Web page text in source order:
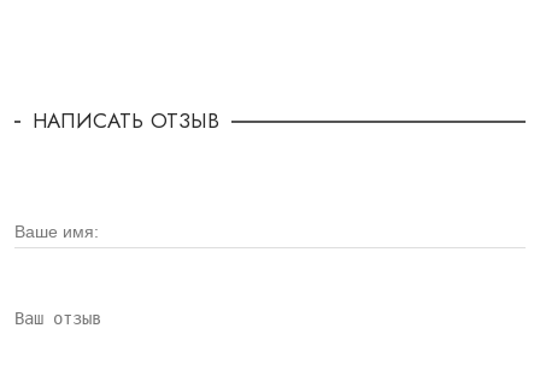
НАПИСАТЬ ОТЗЫВ